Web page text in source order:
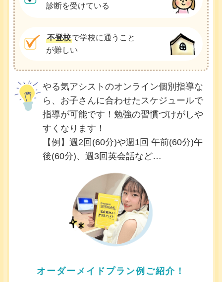
診断を受けている
不登校で学校に通うこと
が難しい
やる気アシストのオンライン個別指導な
ら、お子さんに合わせたスケジュールで
指導が可能です！勉強の習慣づけがしや
すくなります！
【例】週2回(60分)や週1回 午前(60分)午
後(60分)、週3回英会話など…
オーダーメイドプラン例ご紹介！